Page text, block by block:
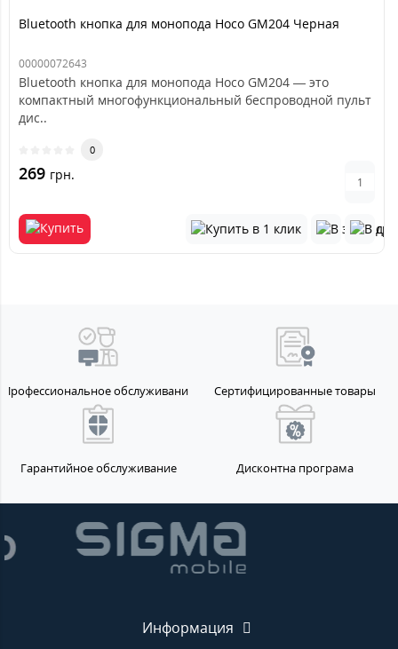
Bluetooth кнопка для монопода Hoco GM204 Черная
00000072643
Bluetooth кнопка для монопода Hoco GM204 — это
компактный многофункциональный беспроводной пульт
дис..
0
269 грн.
Профессиональное обслуживание Сертифицированные товары
Гарантийное обслуживание Дисконтна програма
Информация